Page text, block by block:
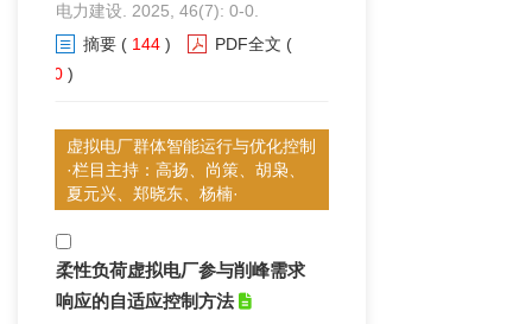
电力建设. 2025, 46(7): 0-0.
摘要 ( 144 ) PDF全文 (
40 )
虚拟电厂群体智能运行与优化控制
·栏目主持：高扬、尚策、胡枭、
夏元兴、郑晓东、杨楠·
柔性负荷虚拟电厂参与削峰需求
响应的自适应控制方法